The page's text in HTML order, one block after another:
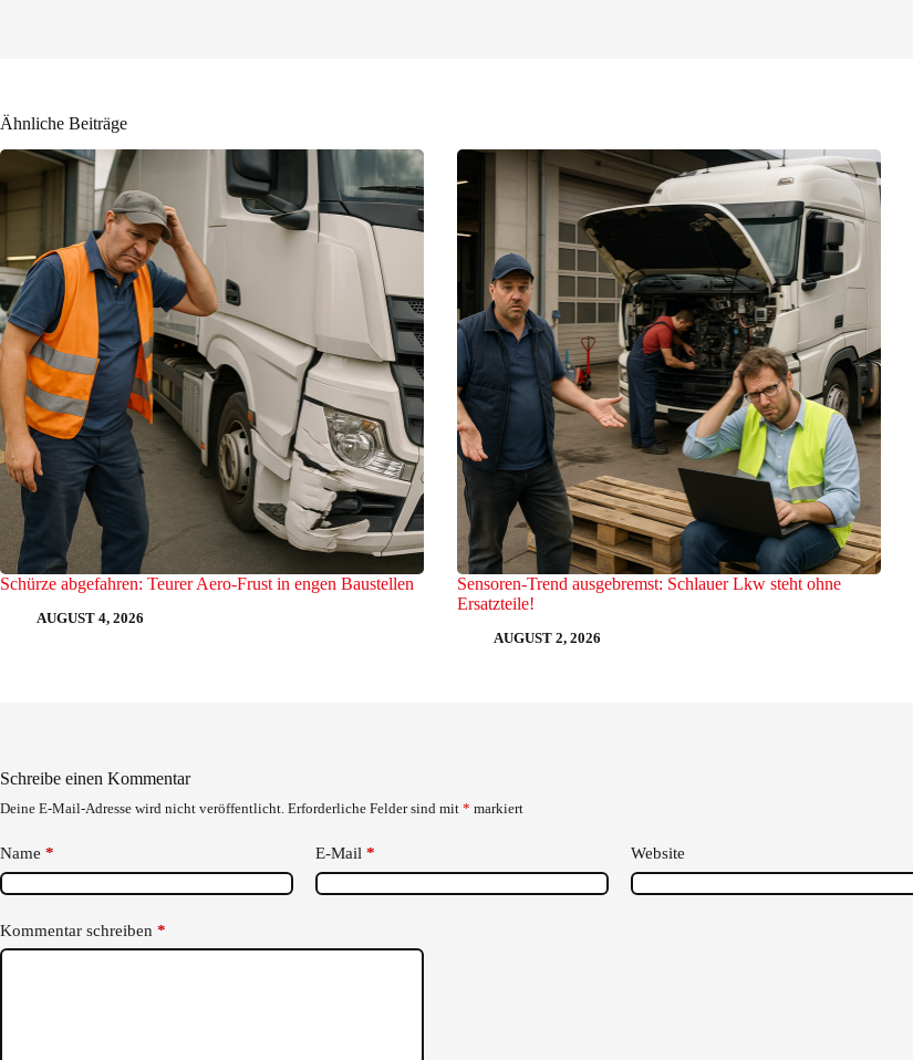
Ähnliche Beiträge
Schürze abgefahren: Teurer Aero-Frust in engen Baustellen
AUGUST 4, 2026
Sensoren-Trend ausgebremst: Schlauer Lkw steht ohne
Ersatzteile!
AUGUST 2, 2026
Schreibe einen Kommentar
Deine E-Mail-Adresse wird nicht veröffentlicht. Erforderliche Felder sind mit * markiert
Name * E-Mail * Website
Kommentar schreiben *